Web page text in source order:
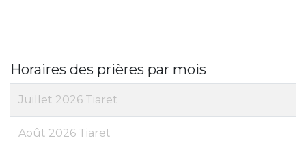
Horaires des prières par mois
Juillet 2026 Tiaret
Août 2026 Tiaret